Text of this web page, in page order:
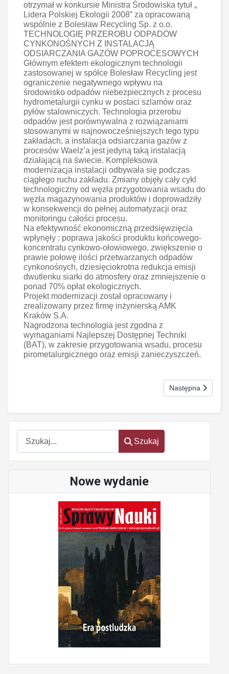
Szukaj
Szukaj
Nowe wydanie
otrzymał w konkursie Ministra Środowiska tytuł „
Lidera Polskiej Ekologii 2008” za opracowaną
wspólnie z Bolesław Recycling Sp. z o.o.
TECHNOLOGIĘ PRZEROBU ODPADÓW
CYNKONOŚNYCH Z INSTALACJĄ
ODSIARCZANIA GAZÓW POPROCESOWYCH
Głównym efektem ekologicznym technologii
zastosowanej w spółce Bolesław Recycling jest
ograniczenie negatywnego wpływu na
środowisko odpadów niebezpiecznych z procesu
hydrometalurgii cynku w postaci szlamów oraz
pyłów stalowniczych. Technologia przerobu
odpadów jest porównywalna z rozwiązaniami
stosowanymi w najnowocześniejszych tego typu
zakładach, a instalacja odsiarczania gazów z
procesów Waelz’a jest jedyną taką instalacją
działającą na świecie. Kompleksowa
modernizacja instalacji odbywała się podczas
ciągłego ruchu zakładu. Zmiany objęły cały cykl
technologiczny od węzła przygotowania wsadu do
węzła magazynowania produktów i doprowadziły
w konsekwencji do pełnej automatyzacji oraz
monitoringu całości procesu.
Na efektywność ekonomiczną przedsięwzięcia
wpłynęły : poprawa jakości produktu końcowego-
koncentratu cynkowo-ołowiowego, zwiększenie o
prawie połowę ilości przetwarzanych odpadów
cynkonośnych, dziesięciokrotna redukcja emisji
dwutlenku siarki do atmosfery oraz zmniejszenie o
ponad 70% opłat ekologicznych.
Projekt modernizacji został opracowany i
zrealizowany przez firmę inżynierską AMK
Kraków S.A.
Nagrodzona technologia jest zgodna z
wymaganiami Najlepszej Dostępnej Techniki
(BAT), w zakresie przygotowania wsadu, procesu
pirometalurgicznego oraz emisji zanieczyszczeń.
Następna strona:
Następna